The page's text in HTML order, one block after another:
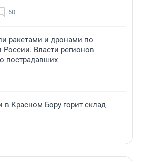
60
ракетами и дронами по
России. Власти регионов
пострадавших
в Красном Бору горит склад